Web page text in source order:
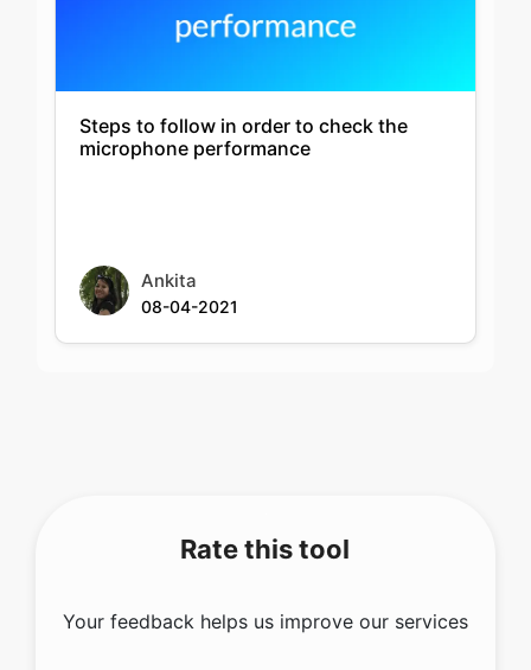
Steps to follow in order to check the
microphone performance
Ankita
08-04-2021
Rate this tool
Your feedback helps us improve our services